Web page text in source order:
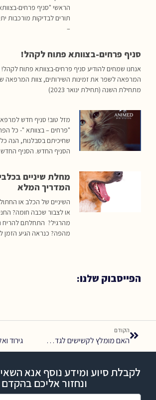
הראשי "סניף פרחים-
תורים לבדיקות מורכבות
–
סניף פרחים-בצוותא פתוח לקהל!
אנחנו שמחים להודיע סניף פרחים-בצוותא פתוח
המרפאה לשפר את זמינות השירותים, צוות המרפאה
מתחילת השנה (תחילת ינואר 2023)
מזל טוב! סניף חדש
"פרחים – בצוותא "- כל
שחיכיתם בסבלנות, הנה
הסניף החדש. הסניף החדש
מחלת שיניים
המדריך המלא
השיניים של הכלב או
או לצבור שכבה חומה?
מהרגיל? התחלתם להריח
מהפה? כנראה הגיע הזמן
הפייסבוק שלנו:
הקודם
האם מומלץ לקשישים לגדל בעלי חיים? גירוד
לקבלת סיוע ומידע נוסף אנא
ונחזור אליכם בהקדם